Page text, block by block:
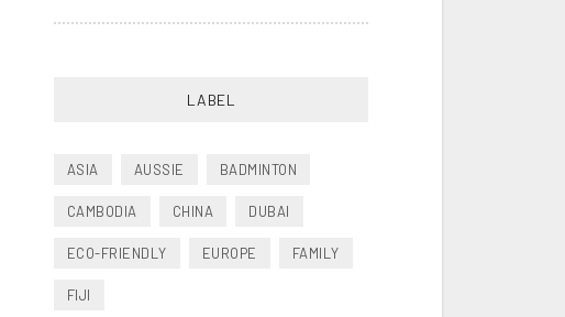
LABEL
ASIA AUSSIE BADMINTON
CAMBODIA CHINA DUBAI
ECO-FRIENDLY EUROPE FAMILY
FIJI